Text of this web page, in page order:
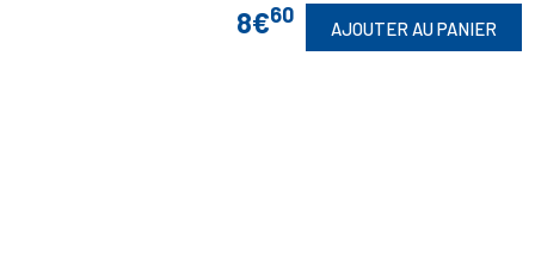
8€60
AJOUTER AU PANIER
Retrouvez Aussi 